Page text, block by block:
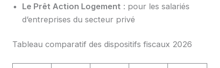
Le Prêt Action Logement : pour les salariés
d’entreprises du secteur privé
Tableau comparatif des dispositifs fiscaux 2026